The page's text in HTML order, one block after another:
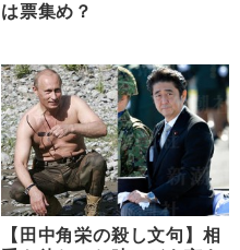
は票集め？
【田中角栄の殺し文句】相